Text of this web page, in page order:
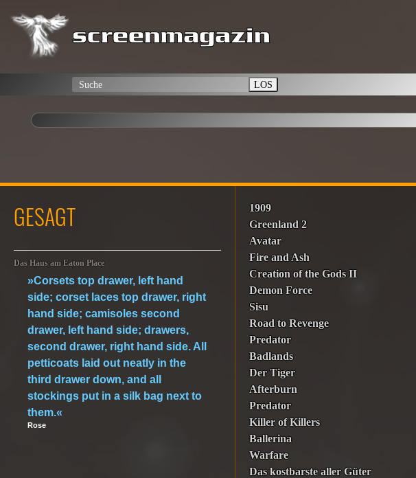
LOS
GESAGT
Das Haus am Eaton Place
»Corsets top drawer, left hand
side; corset laces top drawer, right
hand side; camisoles second
drawer, left hand side; drawers,
second drawer, right hand side. All
petticoats laid out neatly in the
third drawer down, and all
stockings put in a silk bag next to
them.«
Rose
1909
Greenland 2
Avatar
Fire and Ash
Creation of the Gods II
Demon Force
Sisu
Road to Revenge
Predator
Badlands
Der Tiger
Afterburn
Predator
Killer of Killers
Ballerina
Warfare
Das kostbarste aller Güter